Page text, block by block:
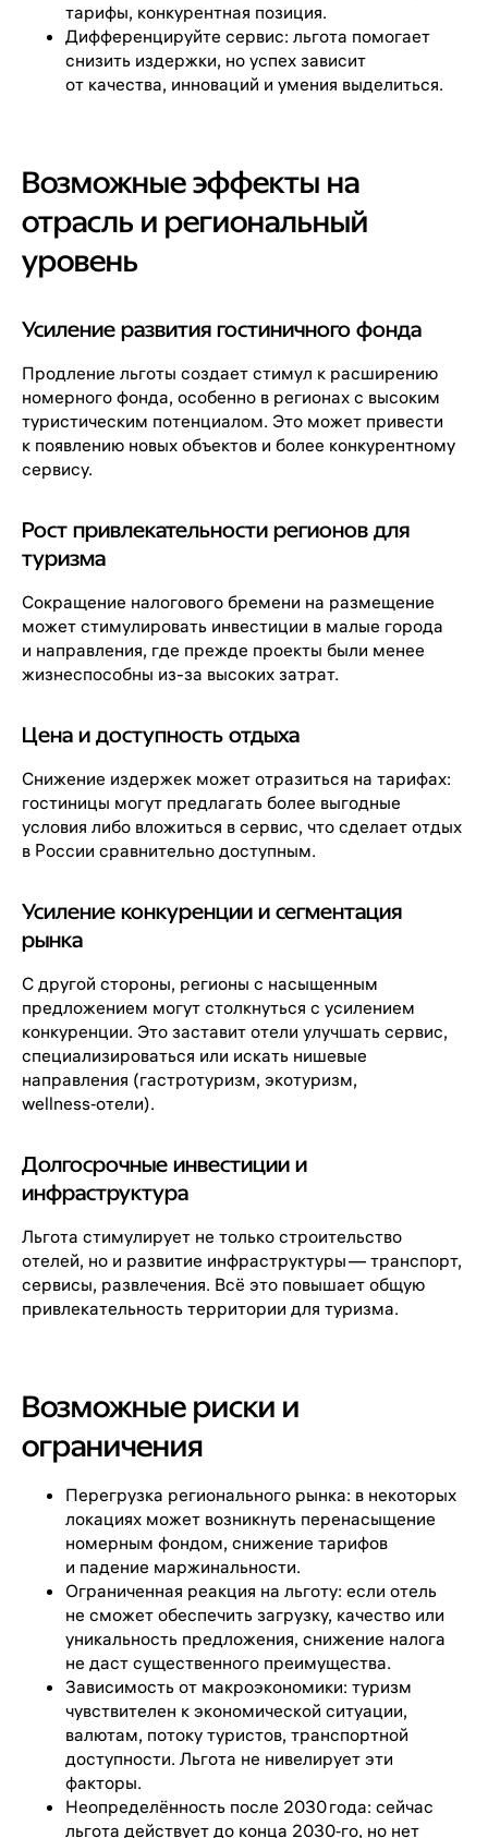
тарифы, конкурентная позиция.
Дифференцируйте сервис: льгота помогает
снизить издержки, но успех зависит
от качества, инноваций и умения выделиться.
Возможные эффекты на
отрасль и региональный
уровень
Усиление развития гостиничного фонда
Продление льготы создает стимул к расширению
номерного фонда, особенно в регионах с высоким
туристическим потенциалом. Это может привести
к появлению новых объектов и более конкурентному
сервису.
Рост привлекательности регионов для
туризма
Сокращение налогового бремени на размещение
может стимулировать инвестиции в малые города
и направления, где прежде проекты были менее
жизнеспособны из-за высоких затрат.
Цена и доступность отдыха
Снижение издержек может отразиться на тарифах:
гостиницы могут предлагать более выгодные
условия либо вложиться в сервис, что сделает отдых
в России сравнительно доступным.
Усиление конкуренции и сегментация
рынка
С другой стороны, регионы с насыщенным
предложением могут столкнуться с усилением
конкуренции. Это заставит отели улучшать сервис,
специализироваться или искать нишевые
направления (гастротуризм, экотуризм,
wellness‑отели).
Долгосрочные инвестиции и
инфраструктура
Льгота стимулирует не только строительство
отелей, но и развитие инфраструктуры — транспорт,
сервисы, развлечения. Всё это повышает общую
привлекательность территории для туризма.
Возможные риски и
ограничения
Перегрузка регионального рынка: в некоторых
локациях может возникнуть перенасыщение
номерным фондом, снижение тарифов
и падение маржинальности.
Ограниченная реакция на льготу: если отель
не сможет обеспечить загрузку, качество или
уникальность предложения, снижение налога
не даст существенного преимущества.
Зависимость от макроэкономики: туризм
чувствителен к экономической ситуации,
валютам, потоку туристов, транспортной
доступности. Льгота не нивелирует эти
факторы.
Неопределённость после 2030 года: сейчас
льгота действует до конца 2030‑го, но нет